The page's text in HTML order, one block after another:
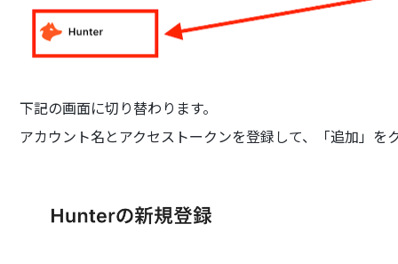
下記の画面に切り替わります。
アカウント名とアクセストークンを登録して、「追加」を